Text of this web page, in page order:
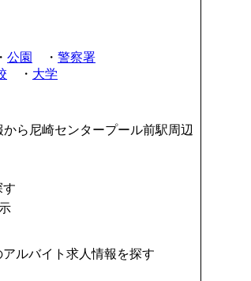
公園 ・ 警察署
・ 大学
ら尼崎センタープール前駅周辺
す
ルバイト求人情報を探す